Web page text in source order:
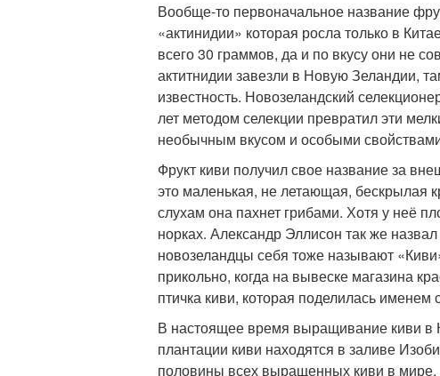
Вообще-то первоначальное название
«актинидии» которая росла только в
всего 30 граммов, да и по вкусу они не
актитнидии завезли в Новую Зеландии,
известность. Новозеландский
лет методом селекции превратил эти
необычным вкусом и особыми
Фрукт киви получил свое название за
это маленькая, не летающая, бескрылая
слухам она пахнет грибами. Хотя у неё
норках. Александр Эллисон так же
новозеландцы себя тоже называют
прикольно, когда на вывеске магазина
птичка киви, которая поделилась
В настоящее время выращивание киви
плантации киви находятся в заливе
половины всех выращенных киви в мире.